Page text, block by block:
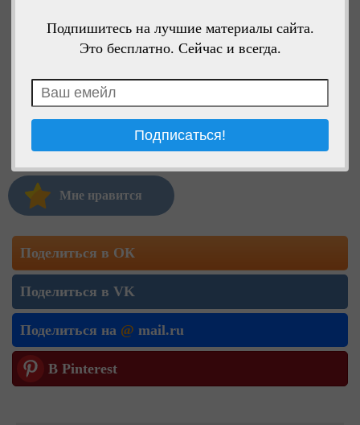
Подпишитесь на лучшие материалы сайта.
Это бесплатно. Сейчас и всегда.
Мне нравится
Поделиться в ОК
Поделиться в VK
Поделиться на @ mail.ru
В Pinterest